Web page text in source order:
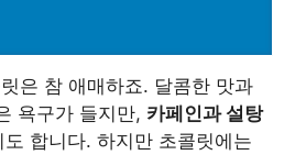
은 참 애매하죠. 달콤한 맛과
욕구가 들지만, 카페인과 설탕
도 합니다. 하지만 초콜릿에는